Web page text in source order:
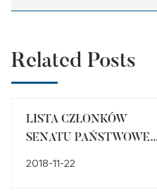
Related Posts
LISTA CZŁONKÓW
SENATU PAŃSTWOWEJ
2018-11-22